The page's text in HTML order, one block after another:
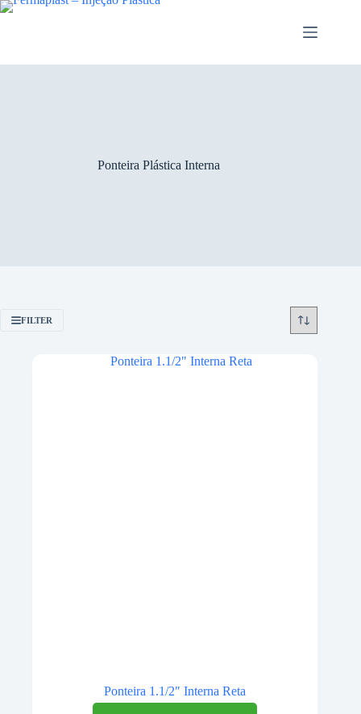
Ponteira Plástica Interna
FILTER
Ponteira 1.1/2″ Interna Reta